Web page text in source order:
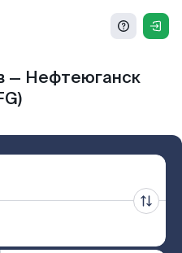
— Нефтеюганск